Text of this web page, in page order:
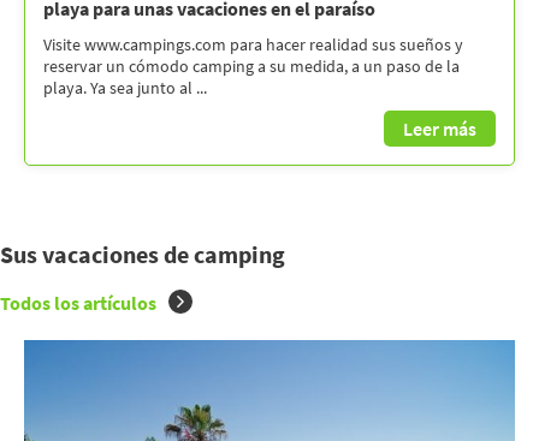
playa para unas vacaciones en el paraíso
Visite www.campings.com para hacer realidad sus sueños y
reservar un cómodo camping a su medida, a un paso de la
playa. Ya sea junto al ...
Leer más
Sus vacaciones de camping
Todos los artículos